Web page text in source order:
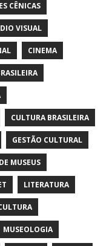
CÊNICAS
VISUAL
CINEMA
CULTURA BRASILEIRA
GESTÃO CULTURAL
MUSEUS
LITERATURA
MUSEOLOGIA